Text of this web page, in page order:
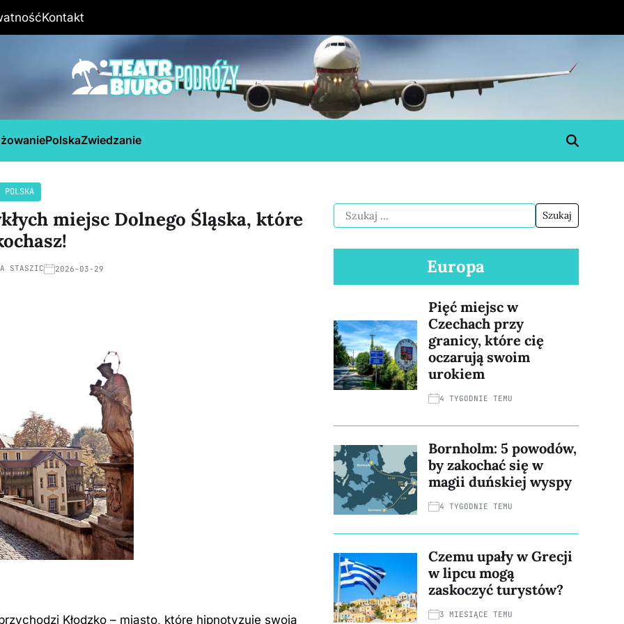
Kontakt
PolskaZwiedzanie
POLSKA
miejsc Dolnego Śląska, które
STASZIC 2026-03-29
Kłodzko – miasto, które hipnotyzuje swoją
Europa
Pięć miejsc w
Czechach przy
granicy, które cię
oczarują swoim
urokiem
4 TYGODNIE TEMU
Bornholm: 5 powodów,
by zakochać się w
magii duńskiej wyspy
4 TYGODNIE TEMU
Czemu upały w Grecji
w lipcu mogą
zaskoczyć turystów?
3 MIESIĄCE TEMU